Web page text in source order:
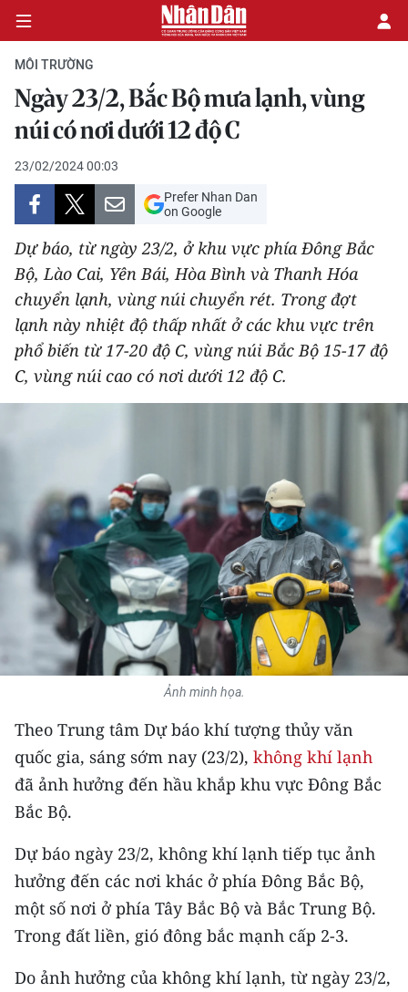
CHÍNH TRỊ
KINH TẾ
VĂN HÓA
XÃ HỘI
PHÁP LUẬT
DU LỊCH
THẾ GIỚI
Y TẾ
KHOA HỌC - CÔNG NGHỆ
MÔI TRƯỜNG
BẠN ĐỌC
KIỂM CHỨNG THÔNG TIN
TRI THỨC CHUYÊN SÂU
54 DÂN TỘC VIỆT NAM
CHƯƠNG TRÌNH OCOP - MỖI XÃ
MỘT SẢN PHẨM
RADIO
MEDIA CENTER
MÔI TRƯỜNG
Ngày 23/2, Bắc Bộ mưa lạnh, vùng
núi có nơi dưới 12 độ C
23/02/2024 00:03
Prefer Nhan Dan
on Google
Dự báo, từ ngày 23/2, ở khu vực phía Đông Bắc
Bộ, Lào Cai, Yên Bái, Hòa Bình và Thanh Hóa
chuyển lạnh, vùng núi chuyển rét. Trong đợt
lạnh này nhiệt độ thấp nhất ở các khu vực trên
phổ biến từ 17-20 độ C, vùng núi Bắc Bộ 15-17 độ
C, vùng núi cao có nơi dưới 12 độ C.
Ảnh minh họa.
Theo Trung tâm Dự báo khí tượng thủy văn
quốc gia, sáng sớm nay (23/2), không khí lạnh
đã ảnh hưởng đến hầu khắp khu vực Đông Bắc
Bắc Bộ.
Dự báo ngày 23/2, không khí lạnh tiếp tục ảnh
hưởng đến các nơi khác ở phía Đông Bắc Bộ,
một số nơi ở phía Tây Bắc Bộ và Bắc Trung Bộ.
Trong đất liền, gió đông bắc mạnh cấp 2-3.
Do ảnh hưởng của không khí lạnh, từ ngày 23/2,